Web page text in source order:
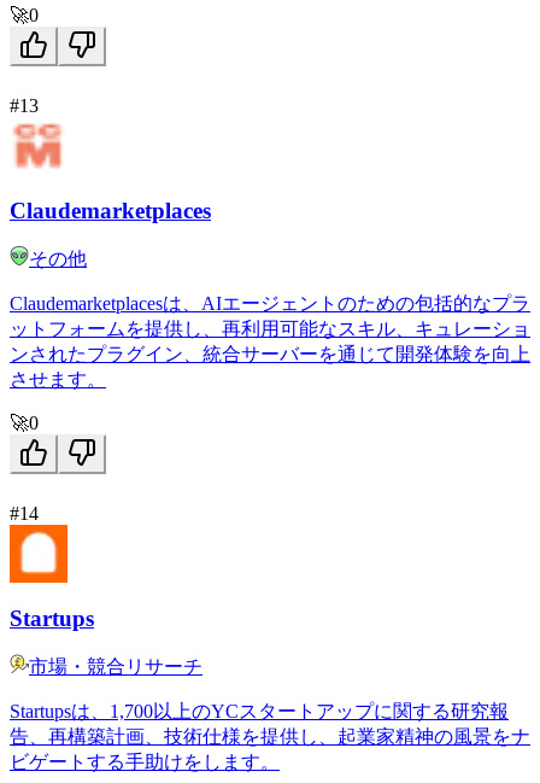
🚀0
#13
Claudemarketplaces
その他
Claudemarketplacesは、AIエージェントのための包括的なプラ
ットフォームを提供し、再利用可能なスキル、キュレーショ
ンされたプラグイン、統合サーバーを通じて開発体験を向上
させます。
🚀0
#14
Startups
市場・競合リサーチ
Startupsは、1,700以上のYCスタートアップに関する研究報
告、再構築計画、技術仕様を提供し、起業家精神の風景をナ
ビゲートする手助けをします。